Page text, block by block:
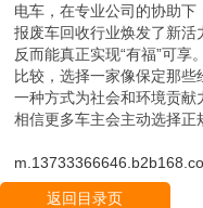
电车，在专业公司的协助下
报废车回收行业焕发了新
反而能真正实现“有福”可
比较，选择一家像保定那
一种方式为社会和环境贡献
相信更多车主会主动选择正
返回目录页